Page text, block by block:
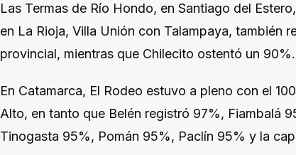
Las Termas de Río Hondo, en Santiago del
en La Rioja, Villa Unión con Talampaya, también
provincial, mientras que Chilecito ostentó un 90%.
En Catamarca, El Rodeo estuvo a pleno con el
Alto, en tanto que Belén registró 97%, Fiambalá
Tinogasta 95%, Pomán 95%, Paclín 95% y la